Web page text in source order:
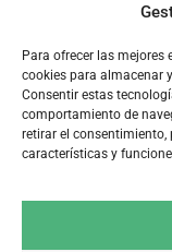
Para ofrecer las
cookies para almacenar
Consentir estas
comportamiento de
retirar el
características y
Email*
Website